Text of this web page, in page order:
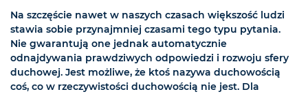
Na szczęście nawet w naszych czasach większość ludzi
stawia sobie przynajmniej czasami tego typu pytania.
Nie gwarantują one jednak automatycznie
odnajdywania prawdziwych odpowiedzi i rozwoju sfery
duchowej. Jest możliwe, że ktoś nazywa duchowością
coś, co w rzeczywistości duchowością nie jest. Dla